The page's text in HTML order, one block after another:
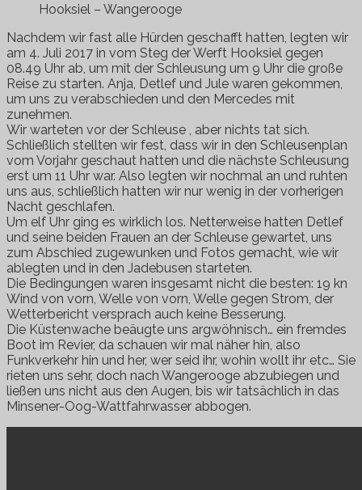
Hooksiel – Wangerooge
Nachdem wir fast alle Hürden geschafft hatten, legten wir
am 4. Juli 2017 in vom Steg der Werft Hooksiel gegen
08.49 Uhr ab, um mit der Schleusung um 9 Uhr die große
Reise zu starten. Anja, Detlef und Jule waren gekommen,
um uns zu verabschieden und den Mercedes mit
zunehmen.
Wir warteten vor der Schleuse , aber nichts tat sich.
Schließlich stellten wir fest, dass wir in den Schleusenplan
vom Vorjahr geschaut hatten und die nächste Schleusung
erst um 11 Uhr war. Also legten wir nochmal an und ruhten
uns aus, schließlich hatten wir nur wenig in der vorherigen
Nacht geschlafen.
Um elf Uhr ging es wirklich los. Netterweise hatten Detlef
und seine beiden Frauen an der Schleuse gewartet, uns
zum Abschied zugewunken und Fotos gemacht, wie wir
ablegten und in den Jadebusen starteten.
Die Bedingungen waren insgesamt nicht die besten: 19 kn
Wind von vorn, Welle von vorn, Welle gegen Strom, der
Wetterbericht versprach auch keine Besserung.
Die Küstenwache beäugte uns argwöhnisch… ein fremdes
Boot im Revier, da schauen wir mal näher hin, also
Funkverkehr hin und her, wer seid ihr, wohin wollt ihr etc… Sie
rieten uns sehr, doch nach Wangerooge abzubiegen und
ließen uns nicht aus den Augen, bis wir tatsächlich in das
Minsener-Oog-Wattfahrwasser abbogen.